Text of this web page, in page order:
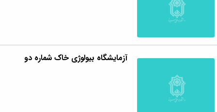
آزمایشگاه بیولوژی خاک شماره دو